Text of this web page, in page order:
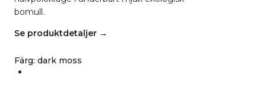
bomull.
Se produktdetaljer →
Färg: dark moss